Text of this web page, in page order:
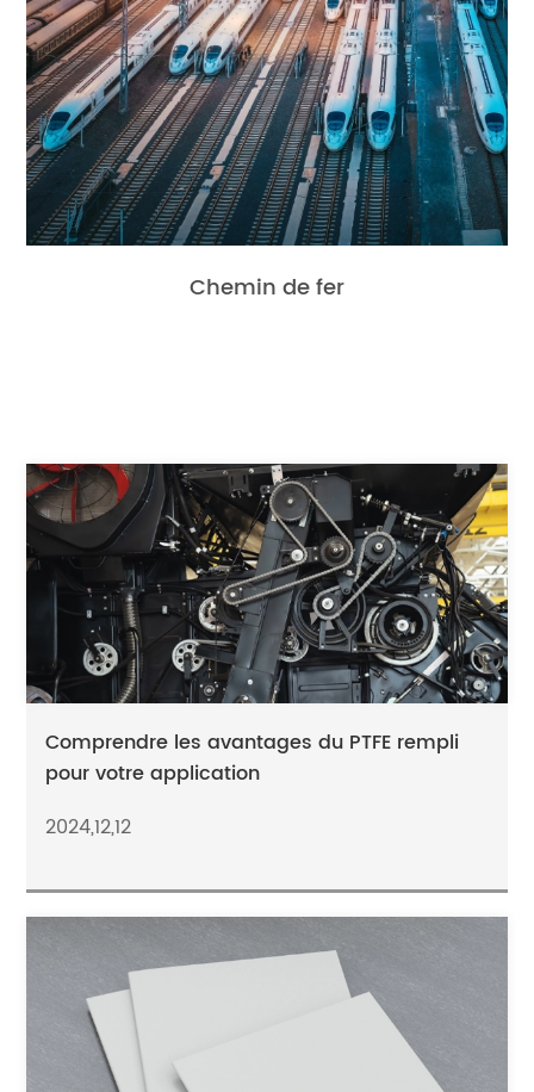
Chemin de fer
Comprendre les avantages du PTFE rempli
pour votre application
2024,12,12